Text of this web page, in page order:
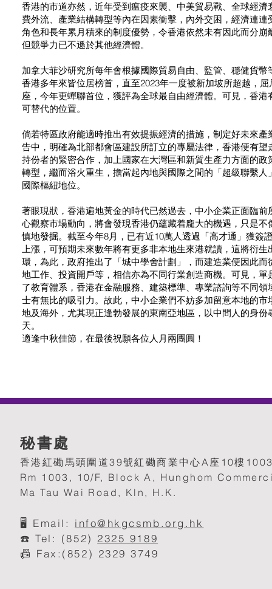
香港的市道亦然，近年受到瘟疫來襲、中美貿易戰、全球經
費外流、產業結構轉型等內在因素衝擊，內外交困，經濟連
角色和長年累月積來的制度優勢，令香港依然未有因此而分
但競爭力已不遜於其他經濟體。
加拿大菲沙研究所每年會根據國際貿易自由、監管、穩健貨
香港多年來皆位居榜首，直至2023年一度被新加坡所超越，
座，今年更蟬聯首位，獲評為全球最自由經濟體。可見，香
可替代的位置。
倘若特區政府能適時推出有效提振經濟的措施，制定好未來
告中，明確為北部都會區建設所訂立的專屬法律，香港便有
持份者的緊密合作，加上國家在大灣區和新質生產力方面的
轉型，繼而浴火重生，擔當起內地與國際之間的「超級聯繫
國際樞紐地位。
著眼現狀，香港遍地黃金的時代已然過去，中小企業正面臨
心觀察市場動向，將會發現香港仍蘊藏着龐大的機遇，只是
慎地發掘。截至今年8月，已有近10萬人透過「高才通」獲簽
上漲，可預期未來數年將有更多非本地生來港就讀，這將衍
環，為此，政府推出了「城中學舍計劃」，而建造業便因此
地工作、投資開戶等，相信亦為不同行業創造商機。可見，
了教育體系，香港在金融服務、建築標準、專業諮詢等不同
士有無比的吸引力。故此，中小企業們不妨多加留意本地的
地及海外，尤其現正逢勃發展的東南亞地區，以中間人的身
天。
適逢中秋佳節，在最後祝願各位人月兩團圓！
秘書處
香港紅磡馬頭圍道39號紅磡商業中心A座10樓
Rm 1003, 10/F, Block A, Hunghom
Ma Tau Wai Road, Kln, H.K.
🖥️ Email: info@hkgcsmb.org.hk
☎️ Tel: (852) 2325 9189
📠 Fax:(852) 2329 3749